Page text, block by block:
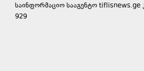
საინფორმაციო სააგენტო tiflisnews.ge
929